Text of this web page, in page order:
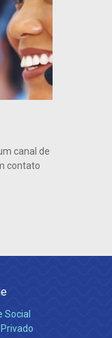
canal de
contato
Social